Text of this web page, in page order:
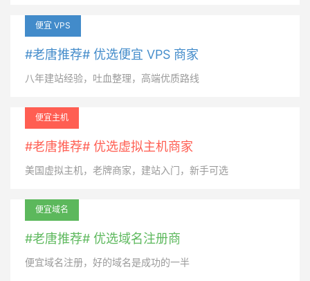
便宜 VPS
#老唐推荐# 优选便宜 VPS 商家
八年建站经验，吐血整理，高端优质路线
便宜主机
#老唐推荐# 优选虚拟主机商家
美国虚拟主机，老牌商家，建站入门，新手可选
便宜域名
#老唐推荐# 优选域名注册商
便宜域名注册，好的域名是成功的一半